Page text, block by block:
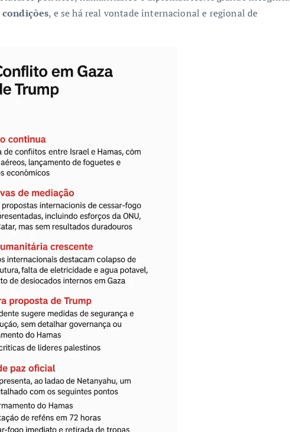
, e se há real vontade internacional e regional de